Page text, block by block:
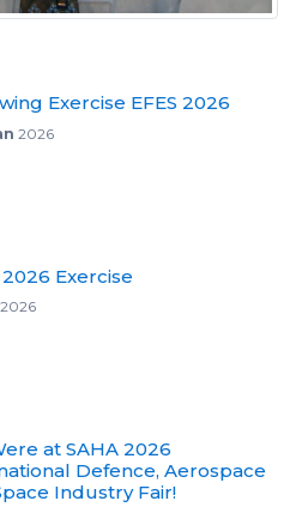
Exercise EFES 2026
2026
2026 Exercise
at SAHA 2026
Defence, Aerospace
Industry Fair!